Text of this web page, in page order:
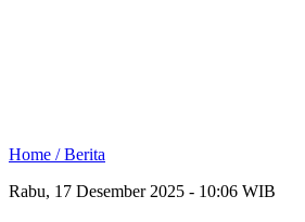
Home /Berita
Rabu, 17 Desember 2025 - 10:06 WIB